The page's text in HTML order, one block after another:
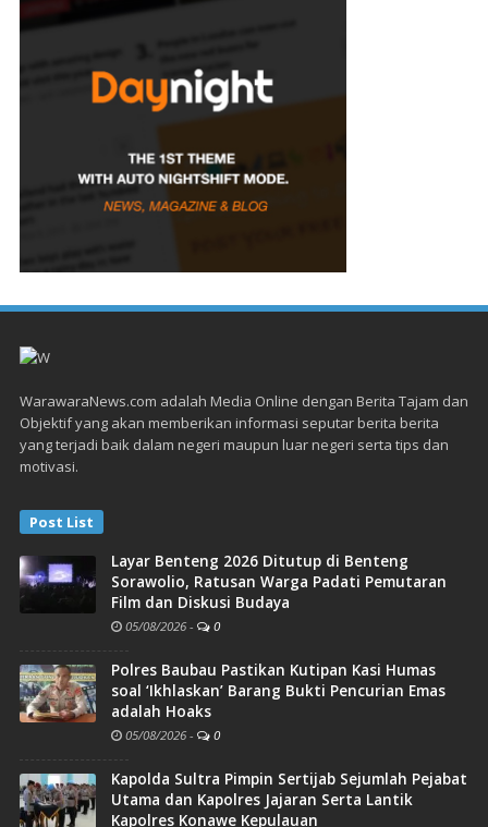
WarawaraNews.com adalah Media Online dengan Berita Tajam dan
Objektif yang akan memberikan informasi seputar berita berita
yang terjadi baik dalam negeri maupun luar negeri serta tips dan
motivasi.
Post List
Layar Benteng 2026 Ditutup di Benteng
Sorawolio, Ratusan Warga Padati Pemutaran
Film dan Diskusi Budaya
05/08/2026 - 0
Polres Baubau Pastikan Kutipan Kasi Humas
soal ‘Ikhlaskan’ Barang Bukti Pencurian Emas
adalah Hoaks
05/08/2026 - 0
Kapolda Sultra Pimpin Sertijab Sejumlah Pejabat
Utama dan Kapolres Jajaran Serta Lantik
Kapolres Konawe Kepulauan